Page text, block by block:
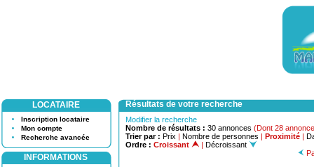
LOCATAIRE
Inscription locataire
Mon compte
Recherche avancée
INFORMATIONS
Résultats de votre recherche
Modifier la recherche
Nombre de résultats : 30 annonces (Dont 28
Trier par : Prix | Nombre de personnes | Proximité |
Ordre : Croissant | Décroissant